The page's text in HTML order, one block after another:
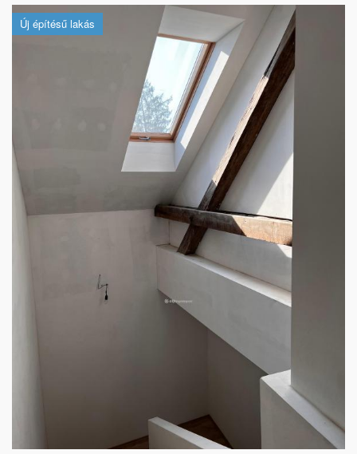
Új építésű lakás